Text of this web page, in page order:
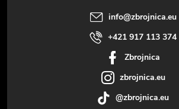
info@zbrojnica.eu
+421 917 113 374
Zbrojnica
zbrojnica.eu
@zbrojnica.eu